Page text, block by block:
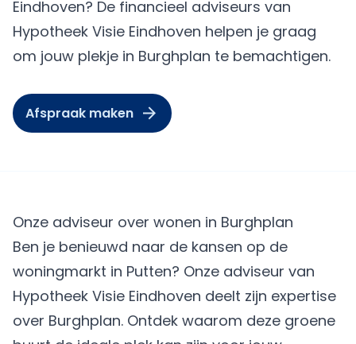
Eindhoven? De financieel adviseurs van
Hypotheek Visie Eindhoven helpen je graag
om jouw plekje in Burghplan te bemachtigen.
Afspraak maken
Onze adviseur over wonen in Burghplan
Ben je benieuwd naar de kansen op de
woningmarkt in Putten? Onze adviseur van
Hypotheek Visie Eindhoven deelt zijn expertise
over Burghplan. Ontdek waarom deze groene